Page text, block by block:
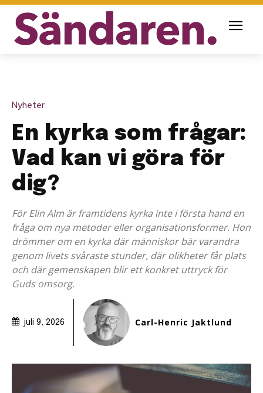
Nyheter
En kyrka som frågar:
Vad kan vi göra för
dig?
För Elin Alm är framtidens kyrka inte i första hand en
fråga om nya metoder eller organisationsformer. Hon
drömmer om en kyrka där människor bär varandra
genom livets svåraste stunder, där olikheter får plats
och där gemenskapen blir ett konkret uttryck för
Guds omsorg.
juli 9, 2026 Carl-Henric Jaktlund